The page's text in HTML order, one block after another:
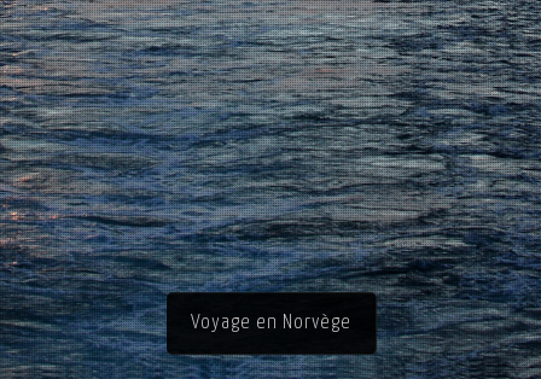
Voyage en Norvège